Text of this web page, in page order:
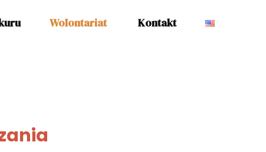
Wolontariat Kontakt